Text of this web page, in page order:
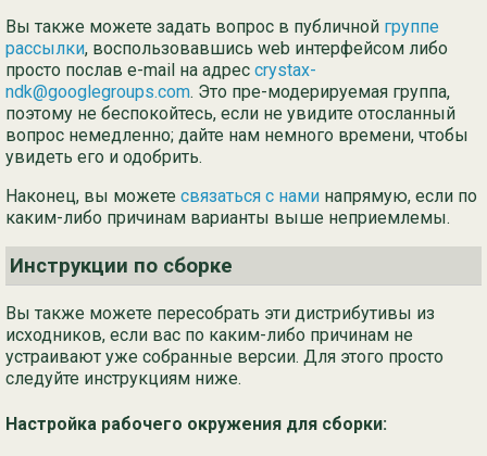
Вы также можете задать вопрос в публичной группе
рассылки, воспользовавшись web интерфейсом либо
просто послав e-mail на адрес crystax-
ndk@googlegroups.com. Это пре-модерируемая группа,
поэтому не беспокойтесь, если не увидите отосланный
вопрос немедленно; дайте нам немного времени, чтобы
увидеть его и одобрить.
Наконец, вы можете связаться с нами напрямую, если по
каким-либо причинам варианты выше неприемлемы.
Инструкции по сборке
Вы также можете пересобрать эти дистрибутивы из
исходников, если вас по каким-либо причинам не
устраивают уже собранные версии. Для этого просто
следуйте инструкциям ниже.
Настройка рабочего окружения для сборки: